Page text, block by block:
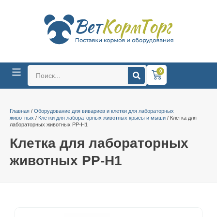
0
Главная / Оборудование для вивариев и клетки для лабораторных
животных / Клетки для лабораторных животных крысы и мыши / Клетка для
лабораторных животных PP-H1
Клетка для лабораторных
животных PP-H1